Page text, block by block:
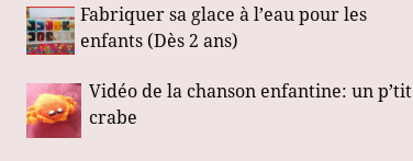
Fabriquer sa glace à l’eau pour les
enfants (Dès 2 ans)
Vidéo de la chanson enfantine: un p’tit
crabe